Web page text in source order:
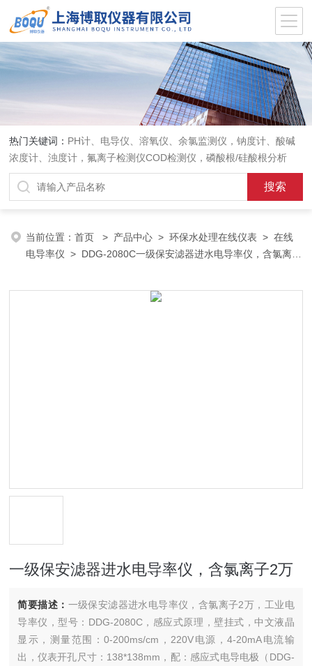
热门关键词： PH计、电导仪、溶氧仪、余氯监测仪，钠度计、酸碱
浓度计、浊度计，氟离子检测仪COD检测仪，磷酸根/硅酸根分析
仪，PH电极、溶氧电极、电导电极
当前位置：首页 > 产品中心 >环保水处理在线仪表 >在线
电导率仪 > DDG-2080C一级保安滤器进水电导率仪，含氯离子
一级保安滤器进水电导率仪，含氯离子2万
简要描述： 一级保安滤器进水电导率仪，含氯离子2万，工业电
导率仪，型号：DDG-2080C，感应式原理，壁挂式，中文液晶
显示，测量范围：0-200ms/cm，220V电源，4-20mA电流输
出，仪表开孔尺寸：138*138mm，配：感应式电导电极（DDG-